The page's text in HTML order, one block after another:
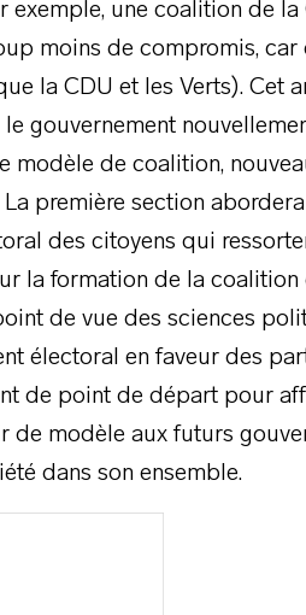
exemple, une coalition de
moins de compromis, car
la CDU et les Verts). Cet
gouvernement
de coalition,
première section
des citoyens qui
la formation de la
de vue des sciences
électoral en faveur des
de point de départ pour
modèle aux futurs
dans son ensemble.